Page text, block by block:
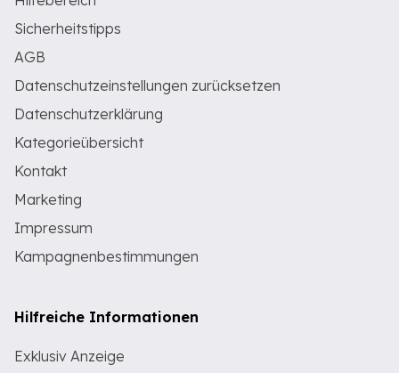
Sicherheitstipps
AGB
Datenschutzeinstellungen zurücksetzen
Datenschutzerklärung
Kategorieübersicht
Kontakt
Marketing
Impressum
Kampagnenbestimmungen
Hilfreiche Informationen
Exklusiv Anzeige